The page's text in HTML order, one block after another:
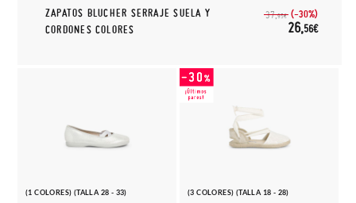
ZAPATOS BLUCHER SERRAJE SUELA Y
CORDONES COLORES
37,95€ (-30%)
26,56€
(1 COLORES) (TALLA 28 - 33) (3 COLORES) (TALLA 18 - 28)